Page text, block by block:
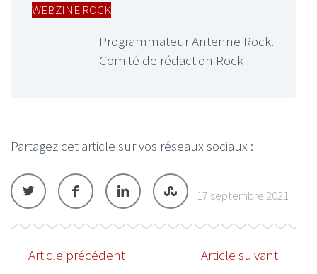
WEBZINE ROCK
Programmateur Antenne Rock.
Comité de rédaction Rock
Partagez cet article sur vos réseaux sociaux :
17 septembre 2021
Article précédent Article suivant